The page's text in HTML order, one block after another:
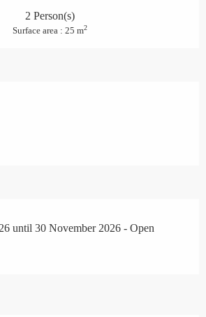
2 Person(s)
Surface area : 25 m2
until 30 November 2026 - Open